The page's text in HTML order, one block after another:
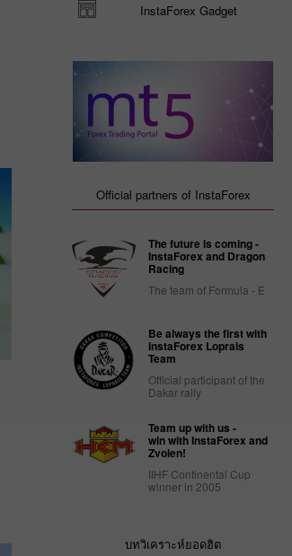
InstaForex Gadget
Official partners of InstaForex
The future is coming -
InstaForex and Dragon
Racing
The team of Formula - E
Be always the first with
InstaForex Loprais
Team
Official participant of the
Dakar rally
Team up with us -
win with InstaForex and
Zvolen!
IIHF Continental Cup
winner in 2005
บทวิเคราะห์ยอดฮิต